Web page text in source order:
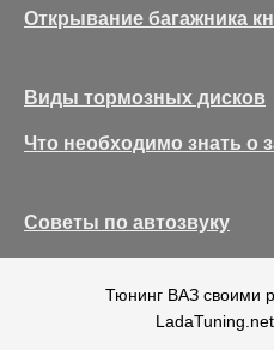
Открывание багажника
Виды тормозных дисков
Что необходимо знать о
Советы по автозвуку
Тюнинг ВАЗ своими